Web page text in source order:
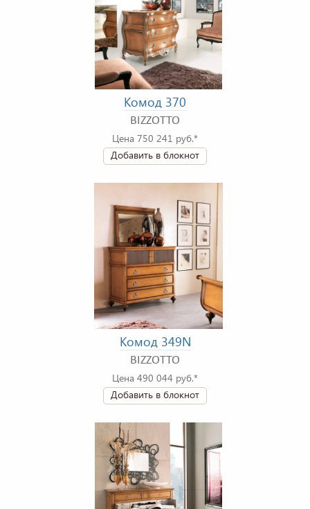
Комод 370
BIZZOTTO
Цена 750 241 руб.*
Добавить в блокнот
Комод 349N
BIZZOTTO
Цена 490 044 руб.*
Добавить в блокнот